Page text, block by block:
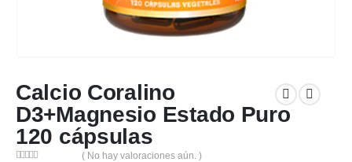
Calcio Coralino
D3+Magnesio Estado Puro
120 cápsulas
( No hay valoraciones aún. )